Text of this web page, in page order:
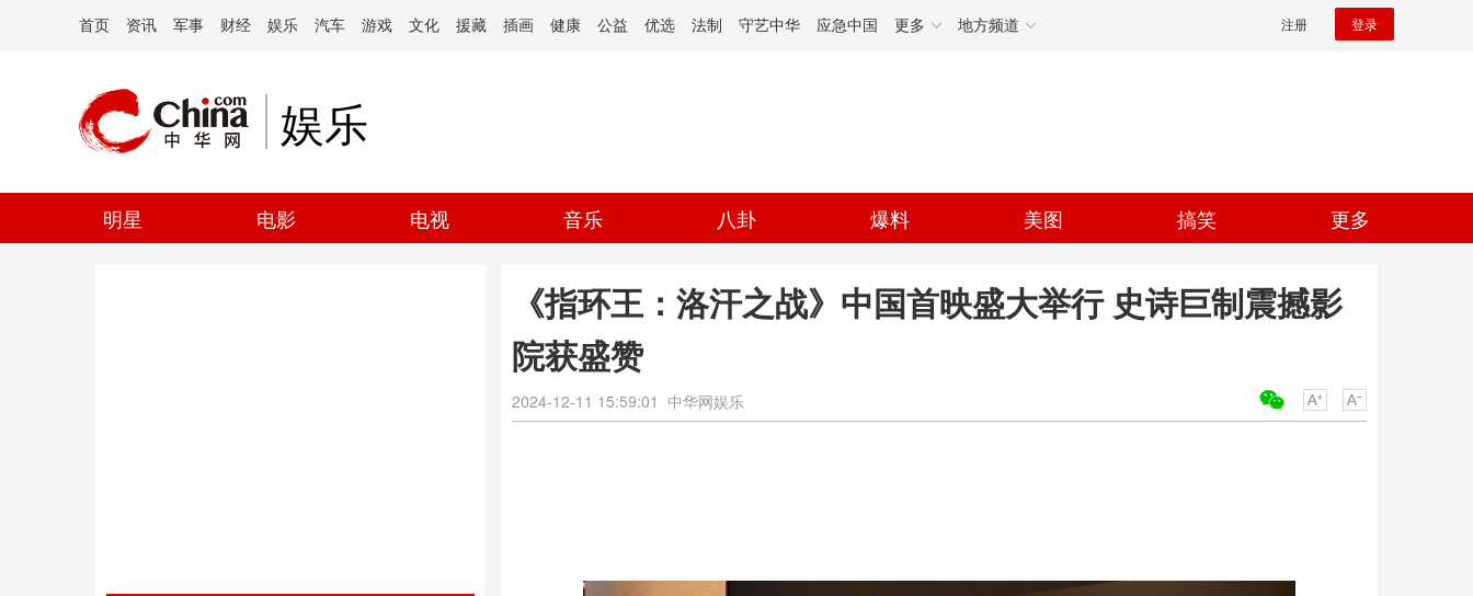
首页 资讯 军事 财经 娱乐 汽车 游戏 文化 援藏 插画 健康 公益 优选 法制 守艺中华 应急中国 更多 地方频道 注册 登录
娱乐
明星 电影 电视 音乐 八卦 爆料 美图 搞笑 更多
《指环王：洛汗之战》中国首映盛大举行 史诗巨制震撼影
院获盛赞
2024-12-11 15:59:01 中华网娱乐